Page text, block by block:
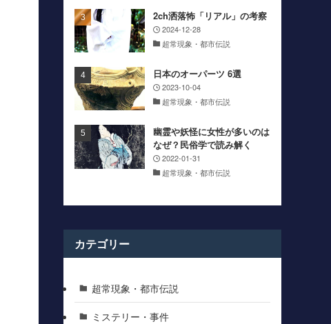
2ch洒落怖「リアル」の考察
2024-12-28
超常現象・都市伝説
日本のオーパーツ 6選
2023-10-04
超常現象・都市伝説
幽霊や妖怪に女性が多いのは
なぜ？民俗学で読み解く
2022-01-31
超常現象・都市伝説
カテゴリー
超常現象・都市伝説
ミステリー・事件